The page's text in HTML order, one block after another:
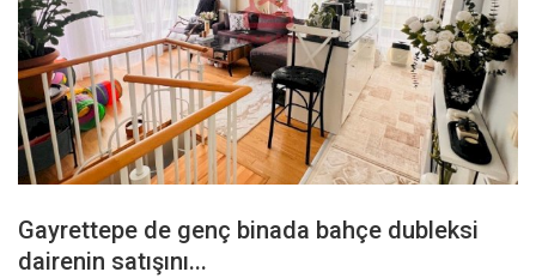
Galeri
İletişim
Türkçe
Gayrettepe de genç binada bahçe dubleksi
dairenin satışını...